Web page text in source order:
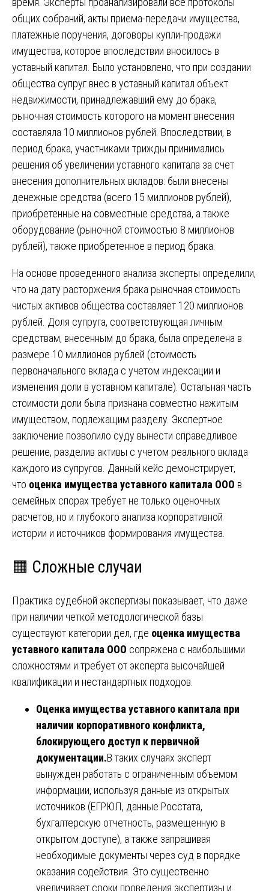
общих собраний, акты приема-передачи имущества,
платежные поручения, договоры купли-продажи
имущества, которое впоследствии вносилось в
уставный капитал. Было установлено, что при создании
общества супруг внес в уставный капитал объект
недвижимости, принадлежавший ему до брака,
рыночная стоимость которого на момент внесения
составляла 10 миллионов рублей. Впоследствии, в
период брака, участниками трижды принимались
решения об увеличении уставного капитала за счет
внесения дополнительных вкладов: были внесены
денежные средства (всего 15 миллионов рублей),
приобретенные на совместные средства, а также
оборудование (рыночной стоимостью 8 миллионов
рублей), также приобретенное в период брака.
На основе проведенного анализа эксперты определили,
что на дату расторжения брака рыночная стоимость
чистых активов общества составляет 120 миллионов
рублей. Доля супруга, соответствующая личным
средствам, внесенным до брака, была определена в
размере 10 миллионов рублей (стоимость
первоначального вклада с учетом индексации и
изменения доли в уставном капитале). Остальная часть
стоимости доли была признана совместно нажитым
имуществом, подлежащим разделу. Экспертное
заключение позволило суду вынести справедливое
решение, разделив активы с учетом реального вклада
каждого из супругов. Данный кейс демонстрирует,
что оценка имущества уставного капитала ООО в
семейных спорах требует не только оценочных
расчетов, но и глубокого анализа корпоративной
истории и источников формирования имущества.
🟧 Сложные случаи
Практика судебной экспертизы показывает, что даже
при наличии четкой методологической базы
существуют категории дел, где оценка имущества
уставного капитала ООО сопряжена с наибольшими
сложностями и требует от эксперта высочайшей
квалификации и нестандартных подходов.
Оценка имущества уставного капитала при
наличии корпоративного конфликта,
блокирующего доступ к первичной
документации.В таких случаях эксперт
вынужден работать с ограниченным объемом
информации, используя данные из открытых
источников (ЕГРЮЛ, данные Росстата,
бухгалтерскую отчетность, размещенную в
открытом доступе), а также запрашивая
необходимые документы через суд в порядке
оказания содействия. Это существенно
увеличивает сроки проведения экспертизы и